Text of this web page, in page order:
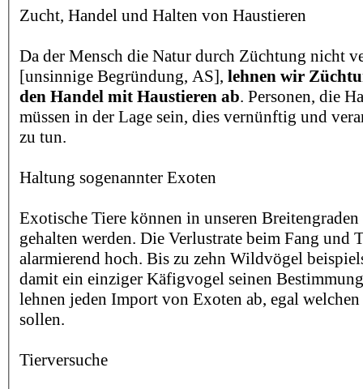
Zucht, Handel und Halten von Haustieren
Da der Mensch die Natur durch Züchtung nicht
[unsinnige Begründung, AS], lehnen wir
den Handel mit Haustieren ab. Personen, die
müssen in der Lage sein, dies vernünftig und
zu tun.
Haltung sogenannter Exoten
Exotische Tiere können in unseren
gehalten werden. Die Verlustrate beim Fang und
alarmierend hoch. Bis zu zehn Wildvögel
damit ein einziger Käfigvogel seinen
lehnen jeden Import von Exoten ab, egal
sollen.
Tierversuche